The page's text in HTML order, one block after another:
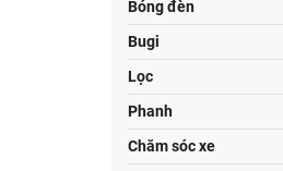
Bóng đèn
Bugi
Lọc
Phanh
Chăm sóc xe